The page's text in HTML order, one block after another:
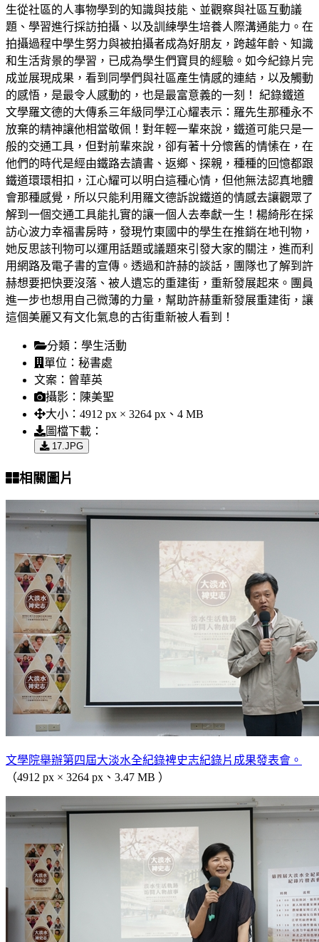
生從社區的人事物學到的知識與技能、並觀察與社區互動議
題、學習進行採訪拍攝、以及訓練學生培養人際溝通能力。在
拍攝過程中學生努力與被拍攝者成為好朋友，跨越年齡、知識
和生活背景的學習，已成為學生們寶貝的經驗。如今紀錄片完
成並展現成果，看到同學們與社區產生情感的連結，以及觸動
的感悟，是最令人感動的，也是最富意義的一刻！ 紀錄鐵道
文學羅文德的大傳系三年級同學江心耀表示：羅先生那種永不
放棄的精神讓他相當敬佩！對年輕一輩來說，鐵道可能只是一
般的交通工具，但對前輩來說，卻有著十分懷舊的情愫在，在
他們的時代是經由鐵路去讀書、返鄉、探親，種種的回憶都跟
鐵道環環相扣，江心耀可以明白這種心情，但他無法認真地體
會那種感覺，所以只能利用羅文德訴說鐵道的情感去讓觀眾了
解到一個交通工具能扎實的讓一個人去奉獻一生！楊綺彤在採
訪心波力幸福書房時，發現竹東國中的學生在推銷在地刊物，
她反思該刊物可以運用話題或議題來引發大家的關注，進而利
用網路及電子書的宣傳。透過和許赫的談話，團隊也了解到許
赫想要把快要沒落、被人遺忘的重建街，重新發展起來。團員
進一步也想用自己微薄的力量，幫助許赫重新發展重建街，讓
這個美麗又有文化氣息的古街重新被人看到！
分類： 學生活動
單位： 秘書處
文案： 曾華英
攝影： 陳美聖
大小： 4912 px × 3264 px、4 MB
圖檔下載：
17.JPG
相關圖片
文學院舉辦第四屆大淡水全紀錄裨史志紀錄片成果發表會。
（4912 px × 3264 px、3.47 MB ）